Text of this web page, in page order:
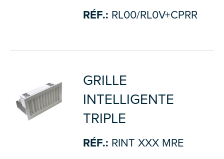
RÉF.: RL00/RL0V+CPRR
GRILLE
INTELLIGENTE
TRIPLE
RÉF.: RINT XXX MRE